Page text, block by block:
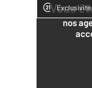
Vous
nos
Exclusivité